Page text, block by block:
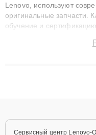
Lenovo, используют
оригинальные запчасти.
обучение и
сохранением гарантии
Сервисный центр Lenovo-